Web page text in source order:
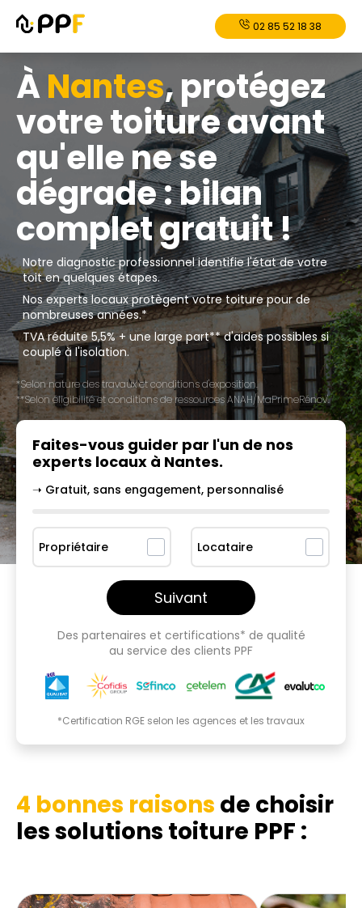
02 85 52 18 38
ÀNantes, protégez
votre toiture avant
qu'elle ne se
dégrade : bilan
complet gratuit !
Notre diagnostic professionnel identifie l'état de votre
toit en quelques étapes.
Nos experts locaux protègent votre toiture pour de
nombreuses années.*
TVA réduite 5,5% + une large part** d'aides possibles si
couplé à l'isolation.
*Selon nature des travaux et conditions d'exposition.
**Selon éligibilité et conditions de ressources ANAH/MaPrimeRénov'.
Faites-vous guider par l'un de nos
experts locaux à Nantes.
➝ Gratuit, sans engagement, personnalisé
Propriétaire Locataire
Suivant
Des partenaires et certifications* de qualité
au service des clients PPF
*Certification RGE selon les agences et les travaux
4 bonnes raisons de choisir
lessolutions toiture PPF :